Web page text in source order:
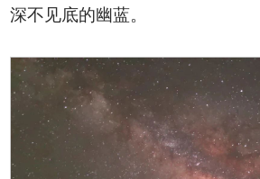
深不见底的幽蓝。